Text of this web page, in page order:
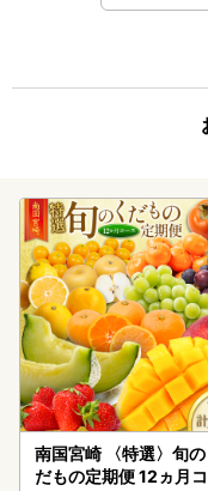
南国宮崎 〈特選〉旬の
だもの定期便 12ヵ月